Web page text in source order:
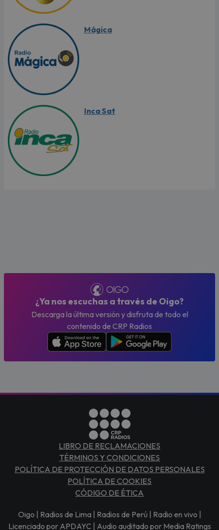
Mágica
Inca Sat
¿Ya nos escuchas a través de Oigo?
Descarga la última versión y disfruta de todo el
contenido de CRP Radios
LIBRO DE RECLAMACIONES
TÉRMINOS Y CONDICIONES
POLÍTICA DE PROTECCIÓN DE DATOS PERSONALES
POLÍTICA DE COOKIES
CÓDIGO DE ÉTICA
Oigo | Radios de Lima | Radios de Perú | Radio en vivo |
Licenciado por APDAYC | Audio auditado por Media Ratings